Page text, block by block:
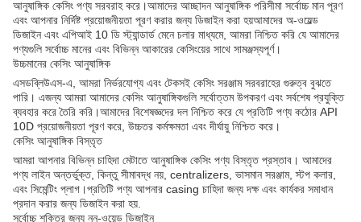
আনুষাঙ্গিক কেসিং পণ্য সরবরাহ করে।আমাদের আচ্ছাদন আনুষাঙ্গিক পরিসীমা সর্বোচ্চ মান পূরণ
এবং আপনার নির্দিষ্ট প্রয়োজনীয়তা পূরণ করার জন্য ডিজাইন করা হয়আমাদের অ-ওয়েল্ড
ডিজাইন এবং এপিআই 10 ডি স্ট্যান্ডার্ড মেনে চলার মাধ্যমে, আমরা নিশ্চিত করি যে আমাদের
পণ্যগুলি সর্বোচ্চ মানের এবং বিভিন্ন আকারের কেসিংয়ের সাথে সামঞ্জস্যপূর্ণ।
উচ্চমানের কেসিং আনুষাঙ্গিক
এসডব্লিউএস-এ, আমরা নির্ভরযোগ্য এবং টেকসই কেসিং সরঞ্জাম সরবরাহের গুরুত্ব বুঝতে
পারি। এজন্য আমরা আমাদের কেসিং আনুষাঙ্গিকগুলি সর্বোত্তম উপকরণ এবং সর্বশেষ প্রযুক্তি
ব্যবহার করে তৈরি করি।আমাদের বিশেষজ্ঞদের দল নিশ্চিত করে যে প্রতিটি পণ্য কঠোর API
10D প্রয়োজনীয়তা পূরণ করে, উচ্চতর কর্মক্ষমতা এবং দীর্ঘায়ু নিশ্চিত করে।
কেসিং আনুষাঙ্গিক বিস্তৃত
আমরা আপনার বিভিন্ন চাহিদা মেটাতে আনুষাঙ্গিক কেসিং পণ্য বিস্তৃত প্রস্তাব। আমাদের
পণ্য লাইন অন্তর্ভুক্ত, কিন্তু সীমাবদ্ধ নয়, centralizers, ভাসমান সরঞ্জাম, স্টপ কলার,
এবং সিমেন্টিং প্লাগ।প্রতিটি পণ্য আপনার casing চাহিদা জন্য দক্ষ এবং কার্যকর সমাধান
প্রদান করার জন্য ডিজাইন করা হয়.
সর্বোচ্চ শক্তির জন্য নন-ওয়েড ডিজাইন